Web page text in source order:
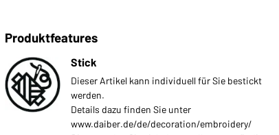
Produktfeatures
Stick
Dieser Artikel kann individuell für Sie bestickt
werden.
Details dazu finden Sie unter
www.daiber.de/de/decoration/embroidery/